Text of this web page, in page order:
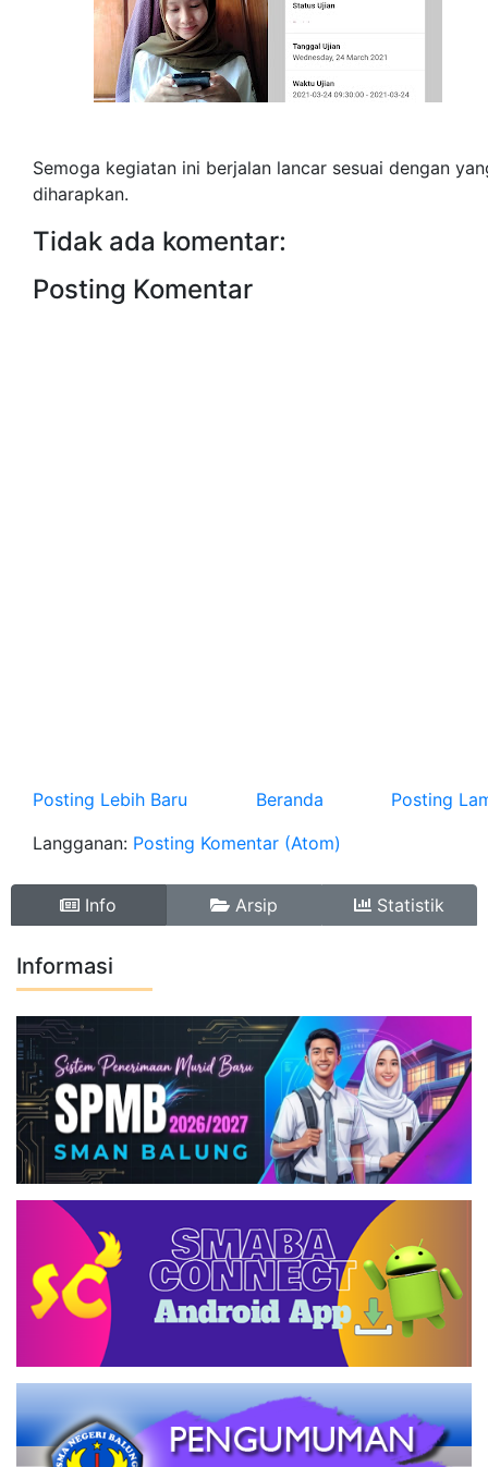
Semoga kegiatan ini berjalan lancar sesuai dengan
diharapkan.
Tidak ada komentar:
Posting Komentar
Posting Lebih Baru Posting
Beranda
Langganan: Posting Komentar (Atom)
Info Arsip Statistik
Informasi